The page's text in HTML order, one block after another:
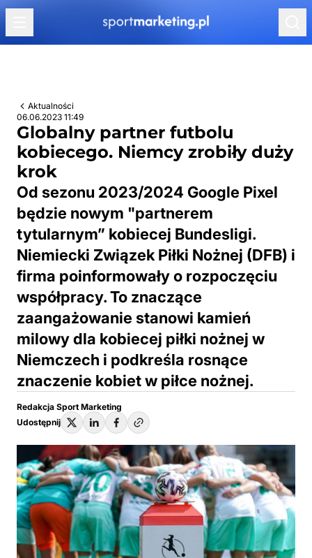
Przejdź do treści
Aktualności
06.06.2023 11:49
Globalny partner futbolu
kobiecego. Niemcy zrobiły duży
krok
Od sezonu 2023/2024 Google Pixel
będzie nowym "partnerem
tytularnym” kobiecej Bundesligi.
Niemiecki Związek Piłki Nożnej (DFB) i
firma poinformowały o rozpoczęciu
współpracy. To znaczące
zaangażowanie stanowi kamień
milowy dla kobiecej piłki nożnej w
Niemczech i podkreśla rosnące
znaczenie kobiet w piłce nożnej.
Redakcja Sport Marketing
Udostępnij